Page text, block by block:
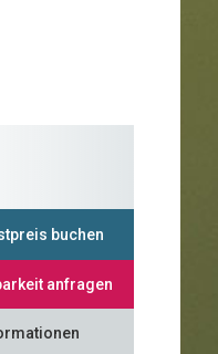
buchen
anfragen